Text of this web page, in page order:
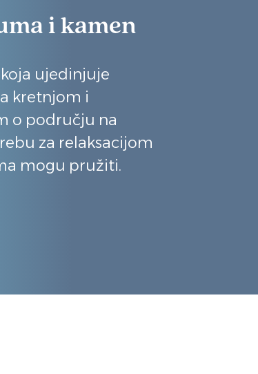
i kamen
ujedinjuje
kretnjom i
o području na
za relaksacijom
mogu pružiti.